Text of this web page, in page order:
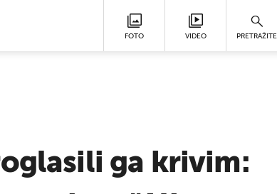
FOTO VIDEO PRETRAŽITE
ga krivim: